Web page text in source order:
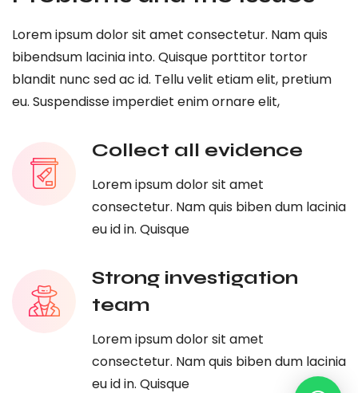
Lorem ipsum dolor sit amet consectetur. Nam quis
bibendsum lacinia into. Quisque porttitor tortor
blandit nunc sed ac id. Tellu velit etiam elit, pretium
eu. Suspendisse imperdiet enim ornare elit,
Collect all evidence
Lorem ipsum dolor sit amet
consectetur. Nam quis biben dum lacinia
eu id in. Quisque
Strong investigation
team
Lorem ipsum dolor sit amet
consectetur. Nam quis biben dum lacinia
eu id in. Quisque